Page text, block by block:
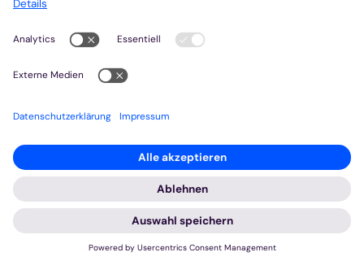
Gottesdienste
Stellenangebote
Kirchenzeitung
Amtsblatt (Kirchlicher Anzeiger)
Rechtsdatenbank
Meldestelle gemäß Hinweisgeberschutzgesetz
2026 © Bistum Aachen
Impressum
Datenschutzerklärung